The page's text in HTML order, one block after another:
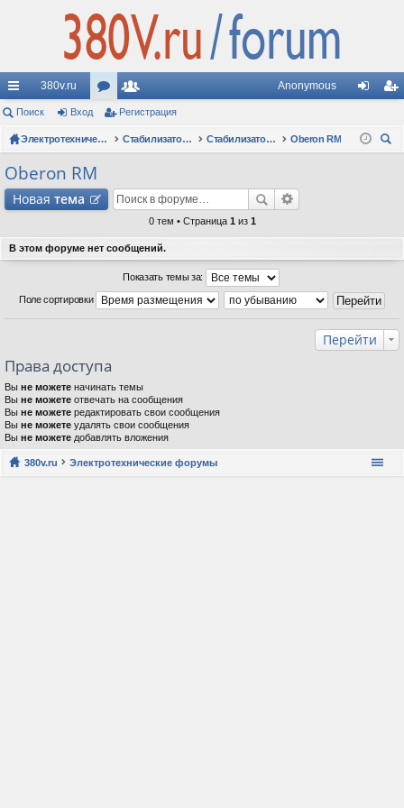
с
ы
лк
380v.ru
ор
ум
ол
ьз
ат
и
Anonymous
д ис
Поиск Вход Регистрация
Электротехнические форумы Стабилизаторы напряжения Стабилизаторы Oberon: вопросы по моделям
Oberon RM
Oberon RM
Новая тема
0 тем • Страница 1 из 1
В этом форуме нет сообщений.
Показать темы за:
Поле сортировки
Перейти
Права доступа
Вы не можете начинать темы
Вы не можете отвечать на сообщения
Вы не можете редактировать свои сообщения
Вы не можете удалять свои сообщения
Вы не можете добавлять вложения
380v.ru Электротехнические форумы